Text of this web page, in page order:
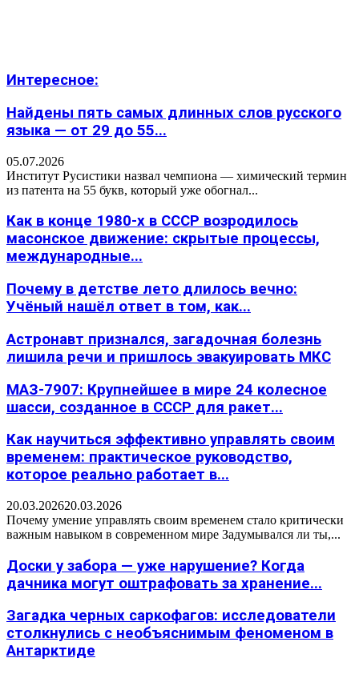
Интересное:
Найдены пять самых длинных слов русского
языка — от 29 до 55...
05.07.2026
Институт Русистики назвал чемпиона — химический термин
из патента на 55 букв, который уже обогнал...
Как в конце 1980-х в СССР возродилось
масонское движение: скрытые процессы,
международные...
Почему в детстве лето длилось вечно:
Учёный нашёл ответ в том, как...
Астронавт признался, загадочная болезнь
лишила речи и пришлось эвакуировать МКС
МАЗ-7907: Крупнейшее в мире 24 колесное
шасси, созданное в СССР для ракет...
Как научиться эффективно управлять своим
временем: практическое руководство,
которое реально работает в...
20.03.202620.03.2026
Почему умение управлять своим временем стало критически
важным навыком в современном мире Задумывался ли ты,...
Доски у забора — уже нарушение? Когда
дачника могут оштрафовать за хранение...
Загадка черных саркофагов: исследователи
столкнулись с необъяснимым феноменом в
Антарктиде